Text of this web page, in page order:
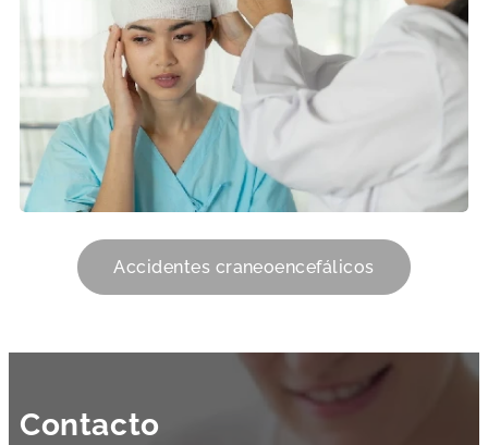
Accidentes craneoencefálicos
Contacto